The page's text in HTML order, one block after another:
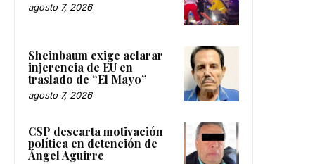
agosto 7, 2026
Sheinbaum exige aclarar
injerencia de EU en
traslado de “El Mayo”
agosto 7, 2026
CSP descarta motivación
política en detención de
Ángel Aguirre